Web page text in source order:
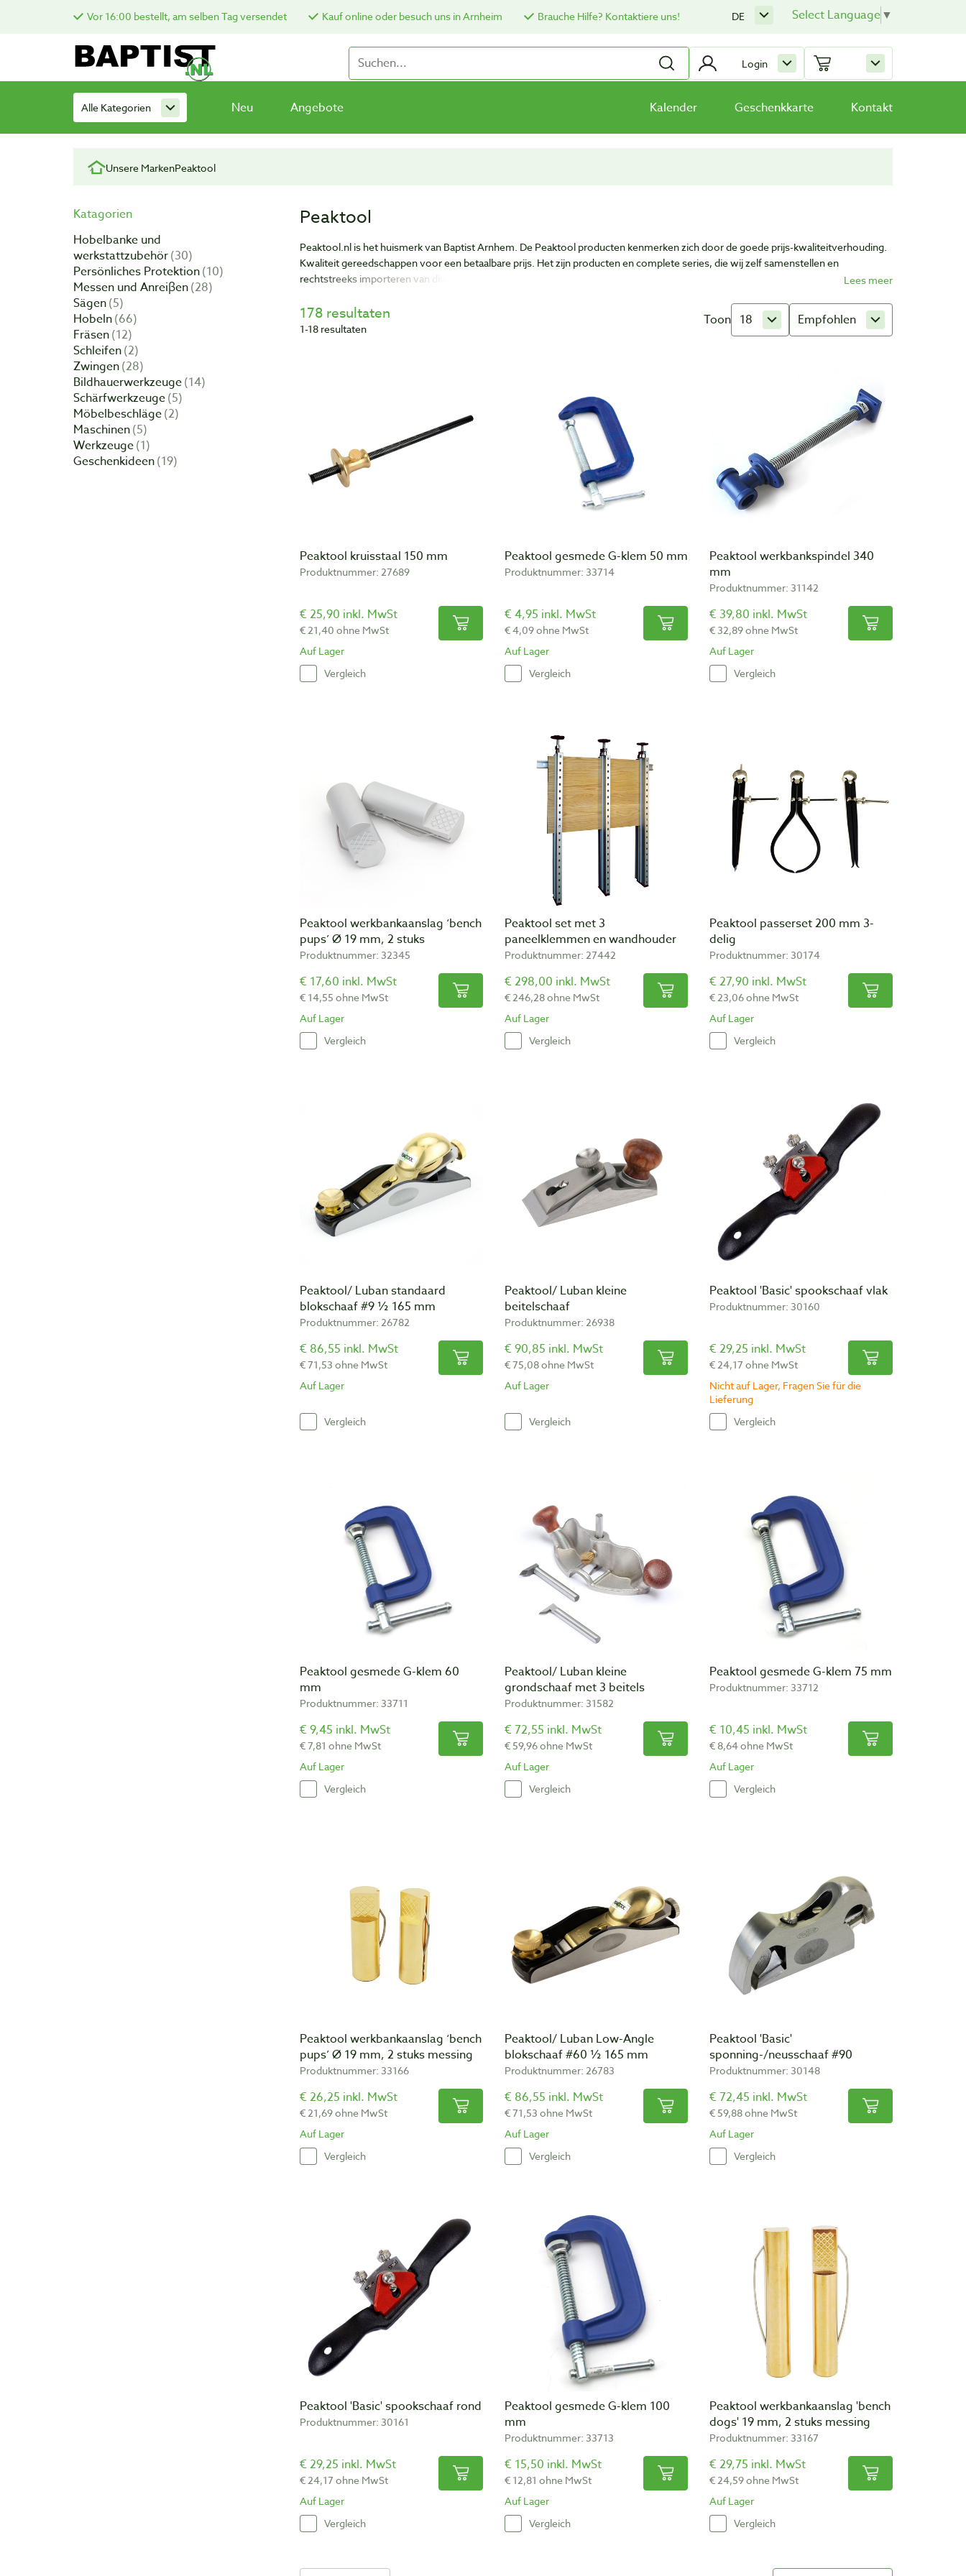
Vor 16:00 bestellt, am selben Tag versendet Kauf online oder besuch uns in Arnheim Brauche Hilfe? Kontaktiere uns! Select Language▼
DE
Login
Alle Kategorien Neu Angebote Kalender Geschenkkarte Kontakt
Unsere MarkenPeaktool
Katagorien
Hobelbanke und
werkstattzubehör 30
Persönliches Protektion 10
Messen und Anreiβen 28
Sägen 5
Hobeln 66
Fräsen 12
Schleifen 2
Zwingen 28
Bildhauerwerkzeuge 14
Schärfwerkzeuge 5
Möbelbeschläge 2
Maschinen 5
Werkzeuge 1
Geschenkideen 19
Peaktool
Peaktool.nl is het huismerk van Baptist Arnhem. De Peaktool producten kenmerken zich door de goede prijs-kwaliteitverhouding.
Kwaliteit gereedschappen voor een betaalbare prijs. Het zijn producten en complete series, die wij zelf samenstellen en
rechtstreeks importeren van diverse fabrieken over de hele wereld.
Wij hebben met veel fabrikanten al jaren contact, waardoor we de kwaliteit, betrouwbaarheid en service kunnen waarborgen die u
van Baptist gewend bent.
samengesteld door goed te luisteren naar onze klanten, de liefhebbers van het houtbewerken. Wij importeren zelf producten uit
Europa, Azië, Canada en de Verenigde Staten. De producten uit ons assortiment kunnen wij uit voorraad leveren. Ook kunt u onze
producten komen bekijken en gelijk meenemen in onze winkel in Arnhem.
U bent van harte welkom!
178 resultaten
1-18 resultaten
Toon 18 Empfohlen
Peaktool kruisstaal 150 mm
Produktnummer: 27689
€ 25,90 inkl. MwSt
€ 21,40 ohne MwSt
Auf Lager
Vergleich
Peaktool gesmede G-klem 50 mm
Produktnummer: 33714
€ 4,95 inkl. MwSt
€ 4,09 ohne MwSt
Auf Lager
Vergleich
Peaktool werkbankspindel 340
mm
Produktnummer: 31142
€ 39,80 inkl. MwSt
€ 32,89 ohne MwSt
Auf Lager
Vergleich
Peaktool werkbankaanslag ‘bench
pups’ Ø 19 mm, 2 stuks
Produktnummer: 32345
€ 17,60 inkl. MwSt
€ 14,55 ohne MwSt
Auf Lager
Vergleich
Peaktool set met 3
paneelklemmen en wandhouder
Produktnummer: 27442
€ 298,00 inkl. MwSt
€ 246,28 ohne MwSt
Auf Lager
Vergleich
Peaktool passerset 200 mm 3-
delig
Produktnummer: 30174
€ 27,90 inkl. MwSt
€ 23,06 ohne MwSt
Auf Lager
Vergleich
Peaktool/ Luban standaard
blokschaaf #9 ½ 165 mm
Produktnummer: 26782
€ 86,55 inkl. MwSt
€ 71,53 ohne MwSt
Auf Lager
Vergleich
Peaktool/ Luban kleine
beitelschaaf
Produktnummer: 26938
€ 90,85 inkl. MwSt
€ 75,08 ohne MwSt
Auf Lager
Vergleich
Peaktool 'Basic' spookschaaf vlak
Produktnummer: 30160
€ 29,25 inkl. MwSt
€ 24,17 ohne MwSt
Nicht auf Lager, Fragen Sie für die
Lieferung
Vergleich
Peaktool gesmede G-klem 60
mm
Produktnummer: 33711
€ 9,45 inkl. MwSt
€ 7,81 ohne MwSt
Auf Lager
Vergleich
Peaktool/ Luban kleine
grondschaaf met 3 beitels
Produktnummer: 31582
€ 72,55 inkl. MwSt
€ 59,96 ohne MwSt
Auf Lager
Vergleich
Peaktool gesmede G-klem 75 mm
Produktnummer: 33712
€ 10,45 inkl. MwSt
€ 8,64 ohne MwSt
Auf Lager
Vergleich
Peaktool werkbankaanslag ‘bench
pups’ Ø 19 mm, 2 stuks messing
Produktnummer: 33166
€ 26,25 inkl. MwSt
€ 21,69 ohne MwSt
Auf Lager
Vergleich
Peaktool/ Luban Low-Angle
blokschaaf #60 ½ 165 mm
Produktnummer: 26783
€ 86,55 inkl. MwSt
€ 71,53 ohne MwSt
Auf Lager
Vergleich
Peaktool 'Basic'
sponning-/neusschaaf #90
Produktnummer: 30148
€ 72,45 inkl. MwSt
€ 59,88 ohne MwSt
Auf Lager
Vergleich
Peaktool 'Basic' spookschaaf rond
Produktnummer: 30161
€ 29,25 inkl. MwSt
€ 24,17 ohne MwSt
Auf Lager
Vergleich
Peaktool gesmede G-klem 100
mm
Produktnummer: 33713
€ 15,50 inkl. MwSt
€ 12,81 ohne MwSt
Auf Lager
Vergleich
Peaktool werkbankaanslag 'bench
dogs' 19 mm, 2 stuks messing
Produktnummer: 33167
€ 29,75 inkl. MwSt
€ 24,59 ohne MwSt
Auf Lager
Vergleich